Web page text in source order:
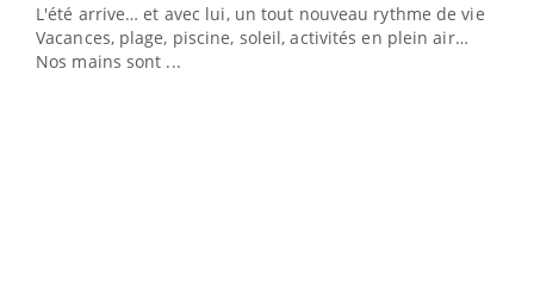
L'été arrive… et avec lui, un tout nouveau rythme de vie !
Vacances, plage, piscine, soleil, activités en plein air…
Nos mains sont ...